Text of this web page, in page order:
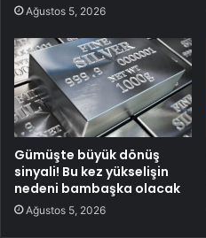
Ağustos 5, 2026
Gümüşte büyük dönüş
sinyali! Bu kez yükselişin
nedeni bambaşka olacak
Ağustos 5, 2026